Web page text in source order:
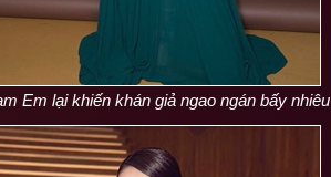
Em lại khiến khán giả ngao ngán bấy nhiêu